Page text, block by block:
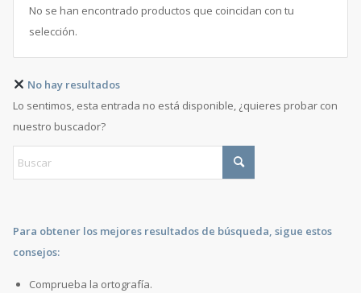
No se han encontrado productos que coincidan con tu
selección.
No hay resultados
Lo sentimos, esta entrada no está disponible, ¿quieres probar con
nuestro buscador?
Para obtener los mejores resultados de búsqueda, sigue estos
consejos:
Comprueba la ortografía.